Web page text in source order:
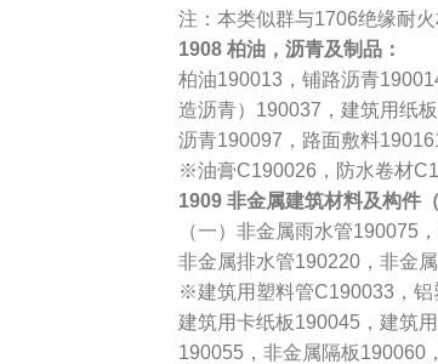
注：本类似群与1706绝缘耐火
1908 柏油，沥青及制品：
柏油190013，铺路沥青
造沥青）190037，建筑用纸
沥青190097，路面敷料
※油膏C190026，防水卷材
1909 非金属建筑材料及构件
（一）非金属雨水管190075
非金属排水管190220，非金
※建筑用塑料管C190033，铝
建筑用卡纸板190045，建筑
190055，非金属隔板190060